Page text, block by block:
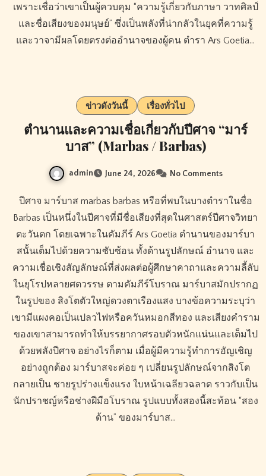
เพราะเชื่อว่าเขาเป็นผู้ควบคุม “ความรู้เกี่ยวกับภาษา วาทศิลป์
และชื่อเสียงของมนุษย์” ซึ่งเป็นพลังที่น่ากลัวในยุคที่ความรู้
และวาจามีผลโดยตรงต่ออำนาจของผู้คน ตำรา Ars Goetia…
ข่าวดังวันนี้ เรื่องทั่วไป
ตำนานและความเชื่อเกี่ยวกับปีศาจ “มาร์
บาส” (Marbas / Barbas)
admin June 24, 2026 No Comments
ปีศาจ มาร์บาส marbas barbas หรือที่พบในบางตำราในชื่อ
Barbas เป็นหนึ่งในปีศาจที่มีชื่อเสียงที่สุดในศาสตร์ปีศาจวิทยา
ตะวันตก โดยเฉพาะในคัมภีร์ Ars Goetia ตำนานของมาร์บา
สนั้นเต็มไปด้วยความซับซ้อน ทั้งด้านรูปลักษณ์ อำนาจ และ
ความเชื่อเชิงสัญลักษณ์ที่ส่งผลต่อผู้ศึกษาคาถาและความลี้ลับ
ในยุโรปหลายศตวรรษ ตามคัมภีร์โบราณ มาร์บาสมักปรากฏ
ในรูปของ สิงโตตัวใหญ่ดวงตาเรืองแสง บางข้อความระบุว่า
เขามีแผงคอเป็นเปลวไฟหรือควันหมอกสีทอง และเสียงคำราม
ของเขาสามารถทำให้บรรยากาศรอบตัวหนักแน่นและเต็มไป
ด้วยพลังปีศาจ อย่างไรก็ตาม เมื่อผู้มีความรู้ทำการอัญเชิญ
อย่างถูกต้อง มาร์บาสจะค่อย ๆ เปลี่ยนรูปลักษณ์จากสิงโต
กลายเป็น ชายรูปร่างแข็งแรง ใบหน้าเฉลียวฉลาด ราวกับเป็น
นักปราชญ์หรือช่างฝีมือโบราณ รูปแบบทั้งสองนี้สะท้อน “สอง
ด้าน” ของมาร์บาส…